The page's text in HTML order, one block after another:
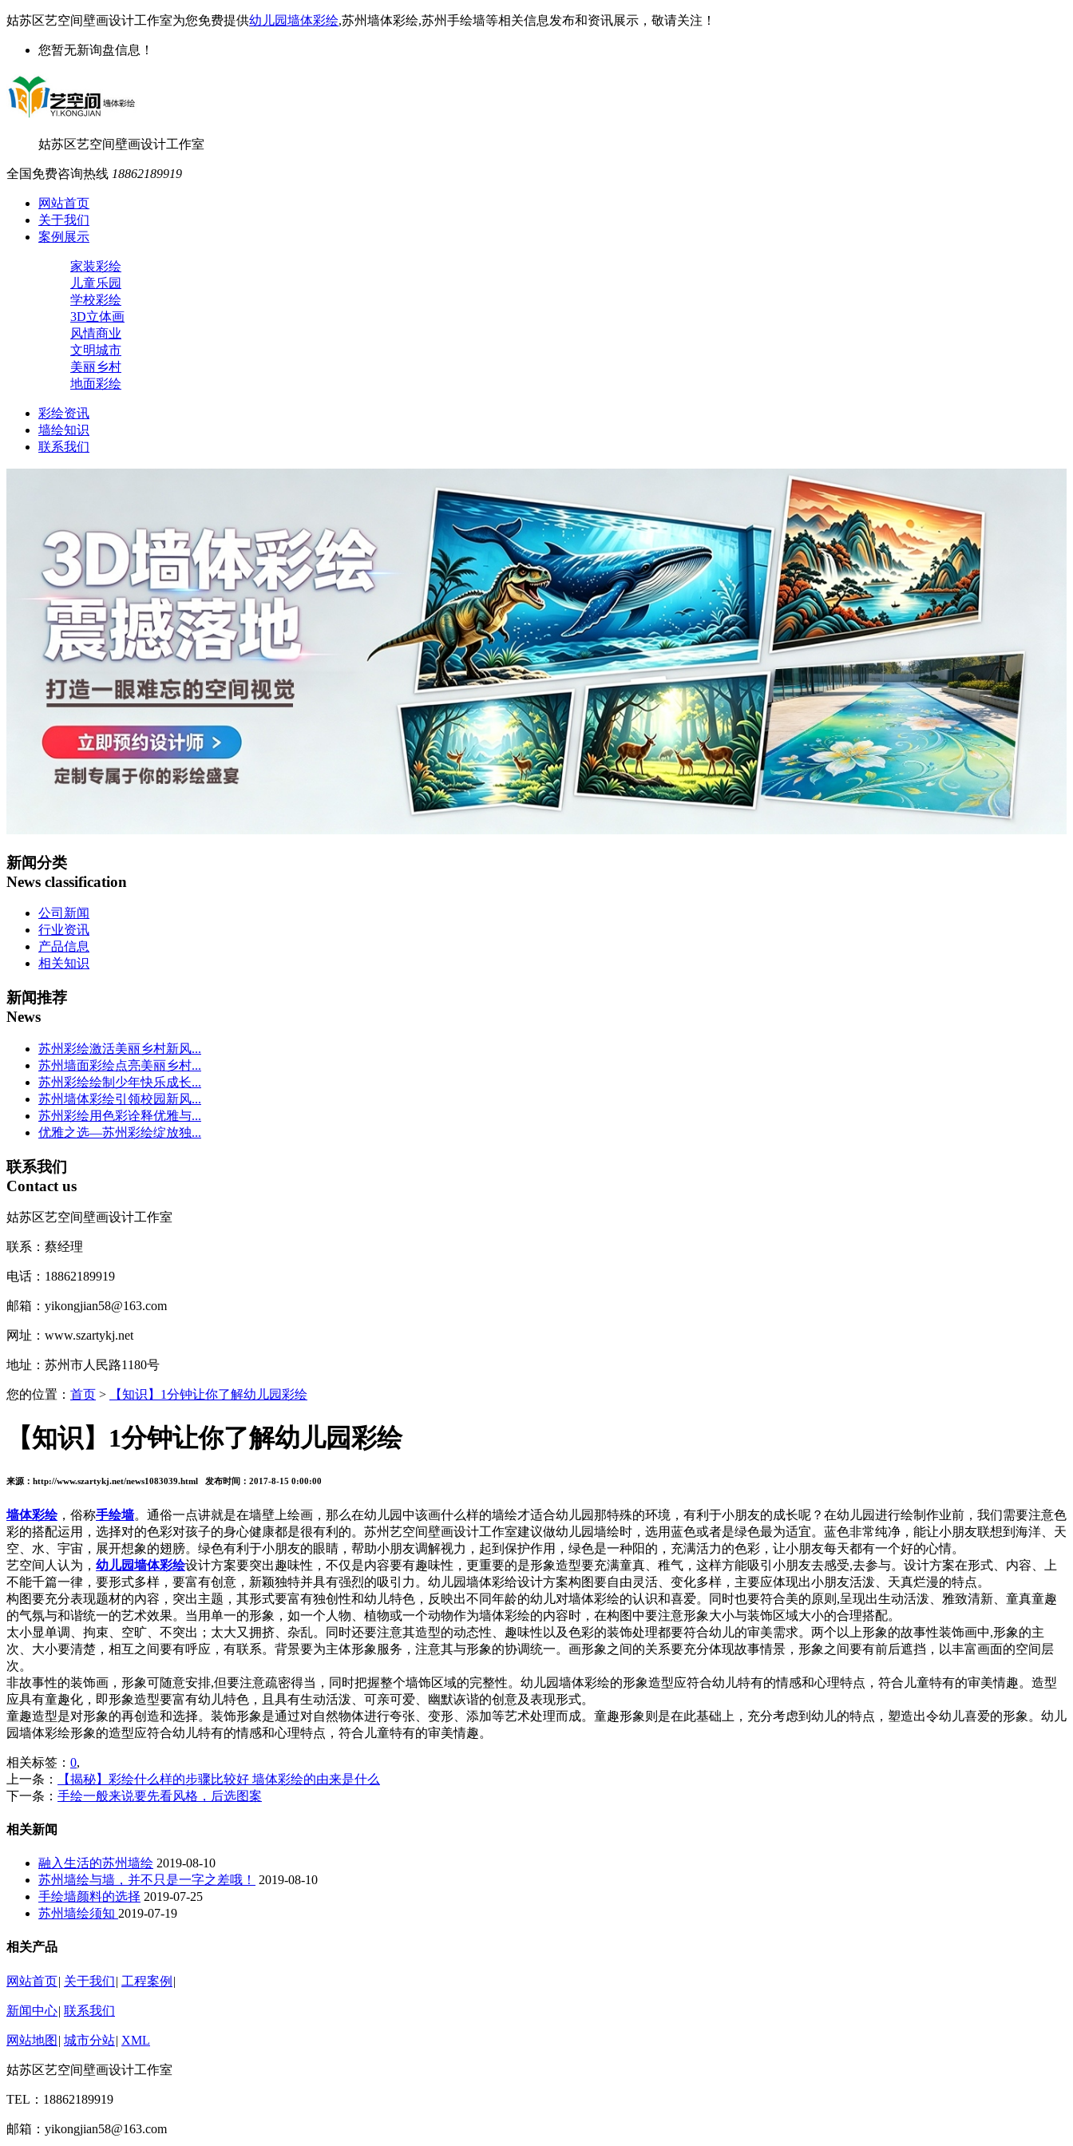
姑苏区艺空间壁画设计工作室为您免费提供幼儿园墙体彩绘,苏州墙体彩绘,苏州手绘墙等相关信息发布和资讯展示，敬请关注！
您暂无新询盘信息！
姑苏区艺空间壁画设计工作室
全国免费咨询热线 18862189919
网站首页
关于我们
案例展示
家装彩绘
儿童乐园
学校彩绘
3D立体画
风情商业
文明城市
美丽乡村
地面彩绘
彩绘资讯
墙绘知识
联系我们
新闻分类
News classification
公司新闻
行业资讯
产品信息
相关知识
新闻推荐
News
苏州彩绘激活美丽乡村新风...
苏州墙面彩绘点亮美丽乡村...
苏州彩绘绘制少年快乐成长...
苏州墙体彩绘引领校园新风...
苏州彩绘用色彩诠释优雅与...
优雅之选—苏州彩绘绽放独...
联系我们
Contact us
姑苏区艺空间壁画设计工作室
联系：蔡经理
电话：18862189919
邮箱：yikongjian58@163.com
网址：www.szartykj.net
地址：苏州市人民路1180号
您的位置： 首页 > 【知识】1分钟让你了解幼儿园彩绘
【知识】1分钟让你了解幼儿园彩绘
来源：http://www.szartykj.net/news1083039.html 发布时间：2017-8-15 0:00:00
墙体彩绘 ，俗称手绘墙。通俗一点讲就是在墙壁上绘画，那么在幼儿园中该画什么样的墙绘才适合幼儿园那特殊的环境，有利于小朋友的成长呢？在幼儿园进行绘制作业前，我们需要注意色
彩的搭配运用，选择对的色彩对孩子的身心健康都是很有利的。苏州艺空间壁画设计工作室建议做幼儿园墙绘时，选用蓝色或者是绿色最为适宜。蓝色非常纯净，能让小朋友联想到海洋、天
空、水、宇宙，展开想象的翅膀。绿色有利于小朋友的眼睛，帮助小朋友调解视力，起到保护作用，绿色是一种阳的，充满活力的色彩，让小朋友每天都有一个好的心情。
艺空间人认为， 幼儿园墙体彩绘设计方案要突出趣味性，不仅是内容要有趣味性，更重要的是形象造型要充满童真、稚气，这样方能吸引小朋友去感受,去参与。设计方案在形式、内容、上
不能千篇一律，要形式多样，要富有创意，新颖独特并具有强烈的吸引力。幼儿园墙体彩给设计方案构图要自由灵活、变化多样，主要应体现出小朋友活泼、天真烂漫的特点。
构图要充分表现题材的內容，突出主题，其形式要富有独创性和幼儿特色，反映出不同年龄的幼儿对墙体彩绘的认识和喜爱。同时也要符合美的原则,呈现出生动活泼、雅致清新、童真童趣
的气氛与和谐统一的艺术效果。当用单一的形象，如一个人物、植物或一个动物作为墙体彩绘的内容时，在构图中要注意形象大小与装饰区域大小的合理搭配。
太小显单调、拘束、空旷、不突出；太大又拥挤、杂乱。同时还要注意其造型的动态性、趣味性以及色彩的装饰处理都要符合幼儿的审美需求。两个以上形象的故事性装饰画中,形象的主
次、大小要清楚，相互之间要有呼应，有联系。背景要为主体形象服务，注意其与形象的协调统一。画形象之间的关系要充分体现故事情景，形象之间要有前后遮挡，以丰富画面的空间层
次。
非故事性的装饰画，形象可随意安排,但要注意疏密得当，同时把握整个墙饰区域的完整性。幼儿园墙体彩绘的形象造型应符合幼儿特有的情感和心理特点，符合儿童特有的审美情趣。造型
应具有童趣化，即形象造型要富有幼儿特色，且具有生动活泼、可亲可爱、幽默诙谐的创意及表现形式。
童趣造型是对形象的再创造和选择。装饰形象是通过对自然物体进行夸张、变形、添加等艺术处理而成。童趣形象则是在此基础上，充分考虑到幼儿的特点，塑造出令幼儿喜爱的形象。幼儿
园墙体彩绘形象的造型应符合幼儿特有的情感和心理特点，符合儿童特有的审美情趣。
相关标签： 0,
上一条：
【揭秘】彩绘什么样的步骤比较好 墙体彩绘的由来是什么
下一条： 手绘一般来说要先看风格，后选图案
相关新闻
融入生活的苏州墙绘 2019-08-10
苏州墙绘与墙，并不只是一字之差哦！
2019-08-10
手绘墙颜料的选择 2019-07-25
苏州墙绘须知 2019-07-19
相关产品
网站首页| 关于我们| 工程案例 |
新闻中心| 联系我们
网站地图 | 城市分站| XML
姑苏区艺空间壁画设计工作室
TEL：18862189919
邮箱：yikongjian58@163.com